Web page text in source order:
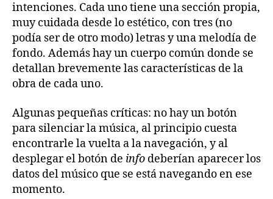
intenciones. Cada uno tiene una sección propia,
muy cuidada desde lo estético, con tres (no
podía ser de otro modo) letras y una melodía de
fondo. Además hay un cuerpo común donde se
detallan brevemente las características de la
obra de cada uno.
Algunas pequeñas críticas: no hay un botón
para silenciar la música, al principio cuesta
encontrarle la vuelta a la navegación, y al
desplegar el botón de info deberían aparecer los
datos del músico que se está navegando en ese
momento.